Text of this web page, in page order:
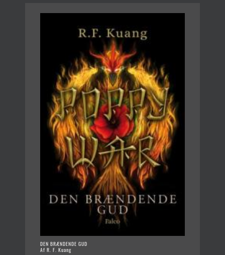
DEN BRÆNDENDE GUD
Af R. F. Kuang